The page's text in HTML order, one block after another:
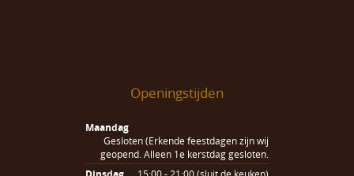
Openingstijden
Maandag
Gesloten (Erkende feestdagen zijn wij
geopend. Alleen 1e kerstdag gesloten.